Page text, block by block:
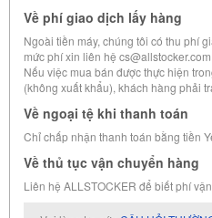
Về phí giao dịch lấy hàng
Ngoài tiền máy, chúng tôi có thu phí
mức phí xin liên hệ cs@allstocker.com.
Nếu việc mua bán được thực hiện
(không xuất khẩu), khách hàng phải
Về ngoại tệ khi thanh toán
Chỉ chấp nhận thanh toán bằng tiền
Về thủ tục vận chuyển hàng
Liên hệ ALLSTOCKER để biết phí